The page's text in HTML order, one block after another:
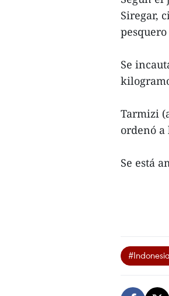
Siregar,
Se
Tarmizi
ordenó
Se está
#Indonesia